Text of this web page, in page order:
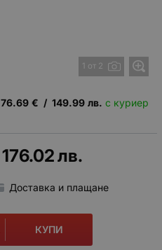
1 от 2
76.69 € / 149.99 лв. с куриер
176.02лв.
Доставка и плащане
КУПИ